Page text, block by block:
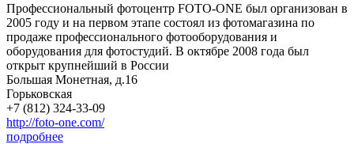
Профессиональный фотоцентр FOTO-ONE был организован в
2005 году и на первом этапе состоял из фотомагазина по
продаже профессионального фотооборудования и
оборудования для фотостудий. В октябре 2008 года был
открыт крупнейший в России
Большая Монетная, д.16
Горьковская
+7 (812) 324-33-09
http://foto-one.com/
подробнее